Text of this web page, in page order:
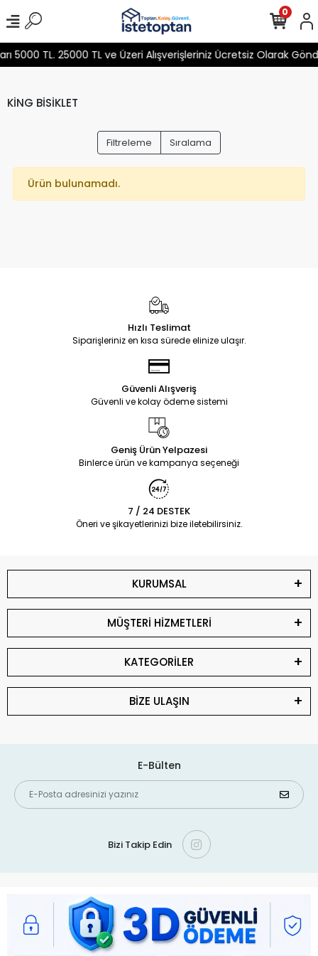
5000 TL. 25000 TL ve Üzeri Alışverişleriniz Ücretsiz Olarak
0
KİNG BİSİKLET
Filtreleme Sıralama
Ürün bulunamadı.
Hızlı Teslimat
Siparişleriniz en kısa sürede elinize ulaşır.
Güvenli Alışveriş
Güvenli ve kolay ödeme sistemi
Geniş Ürün Yelpazesi
Binlerce ürün ve kampanya seçeneği
7 / 24 DESTEK
Öneri ve şikayetlerinizi bize iletebilirsiniz.
KURUMSAL
MÜŞTERİ HİZMETLERİ
KATEGORİLER
BİZE ULAŞIN
E-Bülten
Bizi Takip Edin